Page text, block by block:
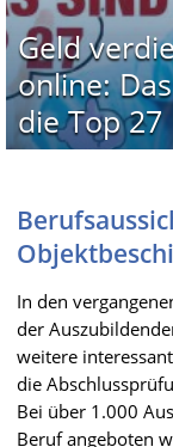
Geld
online:
die Top 27
In den
der
weitere
die
Bei über 1.000
Beruf angeboten